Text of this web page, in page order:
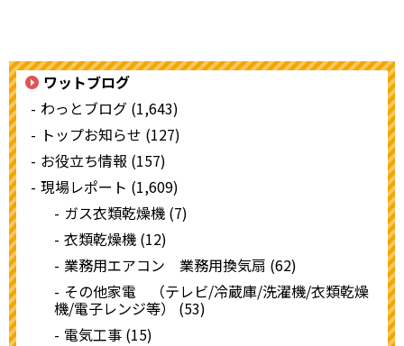
ワットブログ
わっとブログ (1,643)
トップお知らせ (127)
お役立ち情報 (157)
現場レポート (1,609)
ガス衣類乾燥機 (7)
衣類乾燥機 (12)
業務用エアコン 業務用換気扇 (62)
その他家電 （テレビ/冷蔵庫/洗濯機/衣類乾燥
機/電子レンジ等） (53)
電気工事 (15)